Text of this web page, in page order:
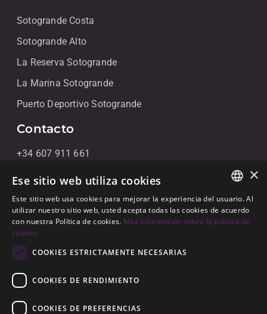
Sotogrande Costa
Sotogrande Alto
La Reserva Sotogrande
La Marina Sotogrande
Puerto Deportivo Sotogrande
Contacto
+34 607 911 661
+34 856 091 709
info@noll-sotogrande.com
Contáctanos
Galerias Paniagua Local 43 Avenida de Paniagua, s/n
11310 Sotogrande, Cádiz
ENGLISH
SPANISH
×
Ese sitio web utiliza cookies
Este sitio web usa cookies para mejorar la experiencia del usuario. Al
utilizar nuestro sitio web, usted acepta todas las cookies de acuerdo
con nuestra Política de cookies. Más información sobre la política de
cookies
COOKIES ESTRICTAMENTE NECESARIAS
COOKIES DE RENDIMIENTO
COOKIES DE PREFERENCIAS